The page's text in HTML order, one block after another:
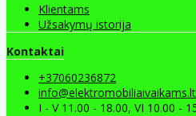
Klientams
Užsakymų istorija
Kontaktai
+37060236872
info@elektromobiliaivaikams.lt
I - V 11.00 - 18.00, VI 10.00 -